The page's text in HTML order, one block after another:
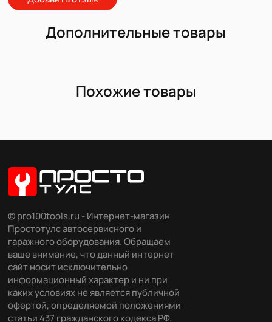
Дополнительные товары
Похожие товары
© pro100tools.ru - Интернет-магазин
Простотулс автосервисного и
гаражного оборудования. Обращаем
ваше внимание, что данный интернет
сайт носит исключительно
информационный характер и ни при
каких условиях не является публичной
офертой, определяемой положениями
статьи 437 гражданского кодекса РФ.